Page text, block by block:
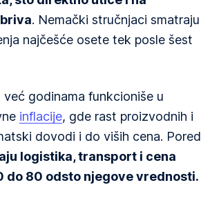
. Nemački stručnjaci smatraju
najčešće osete tek posle šest
godinama funkcioniše u
inflacije, gde rast proizvodnih i
dovodi i do viših cena. Pored
logistika, transport i cena
do 80 odsto njegove vrednosti.